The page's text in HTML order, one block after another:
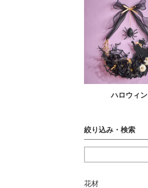
ハロウィン
絞り込み・検索
花材